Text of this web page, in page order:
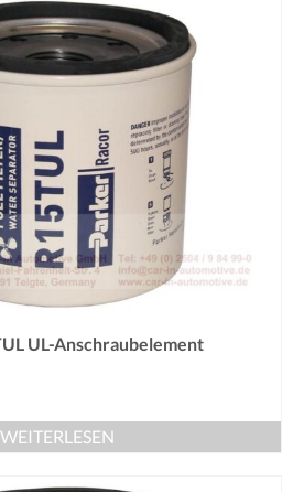
UL-Anschraubelement
WEITERLESEN